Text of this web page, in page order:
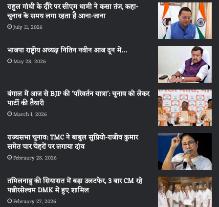
राहुल गांधी के दौरे पर सीएम धामी ने कसा तंज, कहा-
चुनाव के समय लगा रहता है आना-जाना
July 11, 2026
भाजपा राष्ट्रीय अध्यक्ष नितिन नवीन आज दून में…
May 28, 2026
बंगाल में आज से BJP की ‘परिवर्तन यात्रा’: चुनाव को लेकर
पार्टी की तैयारी
March 1, 2026
राज्यसभा चुनाव: TMC ने बाबुल सुप्रियो-राजीव कुमार
समेत चार चेहरों पर लगाया दांव
February 28, 2026
तमिलनाडु की सियासत में बड़ा उलटफेर, 3 बार CM रहे
पन्नीरसेल्वम DMK में हुए शामिल
February 27, 2026